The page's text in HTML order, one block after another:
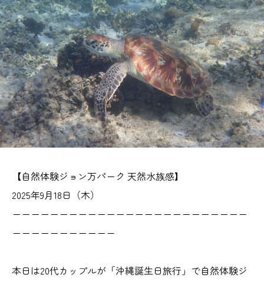
【自然体験ジョン万パーク 天然水族感】
2025年9月18日（木）
ーーーーーーーーーーーーーーーーーーーーーーーーー
ーーーーーーーーーーー
本日は20代カップルが「沖縄誕生日旅行」で自然体験ジ